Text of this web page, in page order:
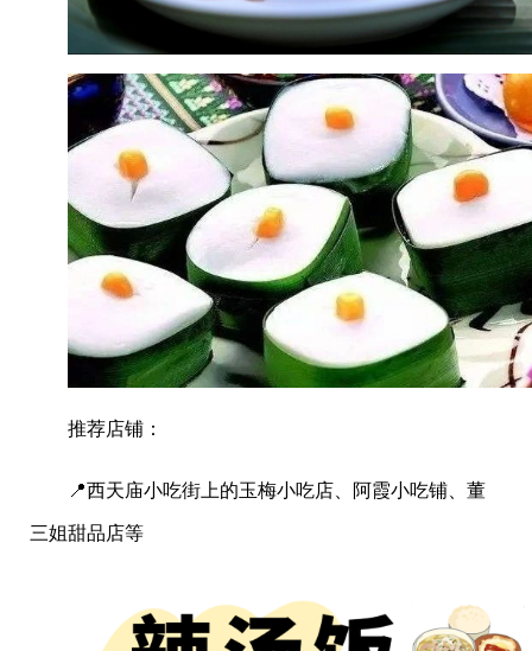
推荐店铺：
📍西天庙小吃街上的玉梅小吃店、阿霞小吃铺、董
三姐甜品店等